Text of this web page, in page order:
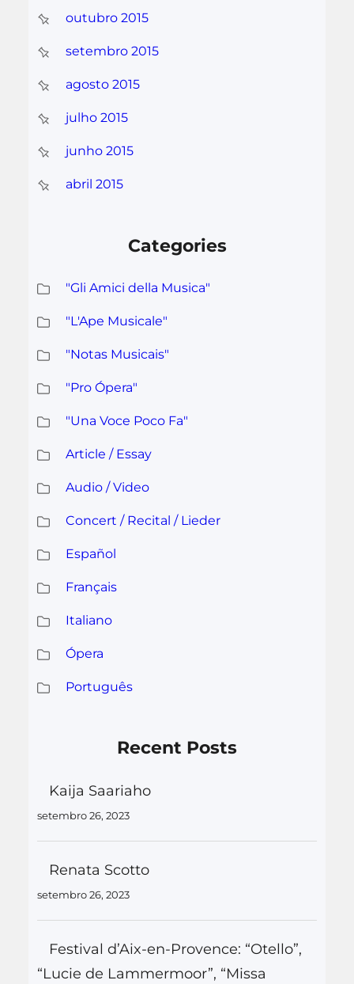
outubro 2015
setembro 2015
agosto 2015
julho 2015
junho 2015
abril 2015
Categories
"Gli Amici della Musica"
"L'Ape Musicale"
"Notas Musicais"
"Pro Ópera"
"Una Voce Poco Fa"
Article / Essay
Audio / Video
Concert / Recital / Lieder
Español
Français
Italiano
Ópera
Português
Recent Posts
Kaija Saariaho
setembro 26, 2023
Renata Scotto
setembro 26, 2023
Festival d’Aix-en-Provence: “Otello”,
“Lucie de Lammermoor”, “Missa